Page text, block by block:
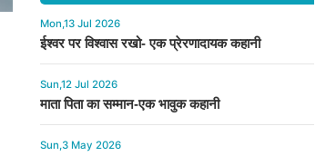
Mon,13 Jul 2026
ईश्वर पर विश्वास रखो- एक प्रेरणादायक कहानी
Sun,12 Jul 2026
माता पिता का सम्मान-एक भावुक कहानी
Sun,3 May 2026